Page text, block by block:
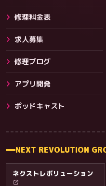
その他サービス
修理料金表
求人募集
修理ブログ
アプリ開発
ポッドキャスト
NEXT REVOLUTION
ネクストレボリューション